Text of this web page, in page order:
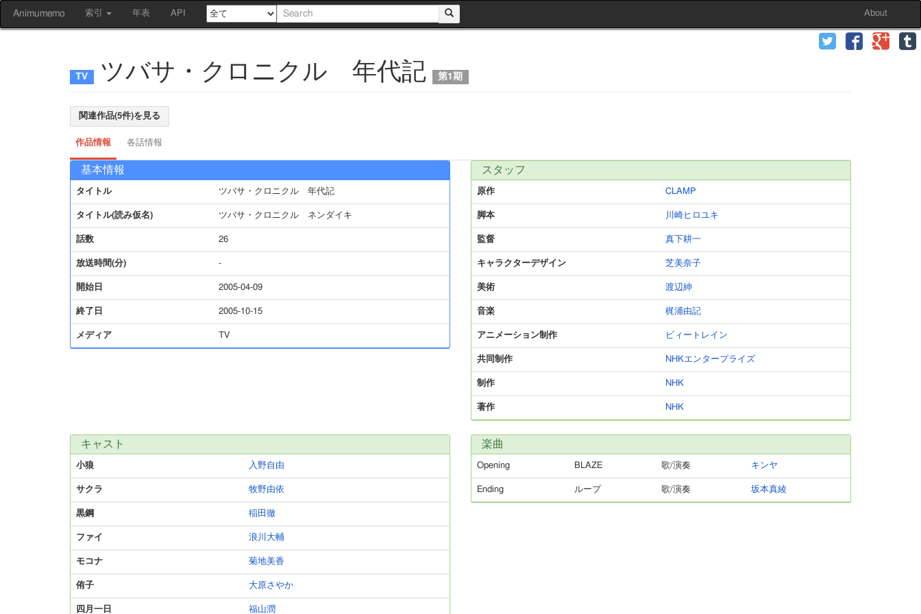
Animumemo 索引 年表 API About
ツバサ・クロニクル 年代記 第1期
関連作品(5件)を見る
作品情報 各話情報
基本情報
タイトル ツバサ・クロニクル 年代記
タイトル(読み仮名) ツバサ・クロニクル ネンダイキ
話数 26
放送時間(分) -
開始日 2005-04-09
終了日 2005-10-15
メディア TV
スタッフ
原作 CLAMP
脚本 川崎ヒロユキ
監督 真下耕一
キャラクターデザイン 芝美奈子
美術 渡辺紳
音楽 梶浦由記
アニメーション制作 ビィートレイン
共同制作 NHKエンタープライズ
制作 NHK
著作 NHK
キャスト
小狼 入野自由
サクラ 牧野由依
黒鋼 稲田徹
ファイ 浪川大輔
モコナ 菊地美香
侑子 大原さやか
四月一日 福山潤
楽曲
Opening BLAZE 歌/演奏 キンヤ
Ending ループ 歌/演奏 坂本真綾